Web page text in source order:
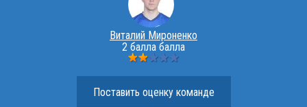
Виталий Мироненко
2 балла балла
Поставить оценку команде